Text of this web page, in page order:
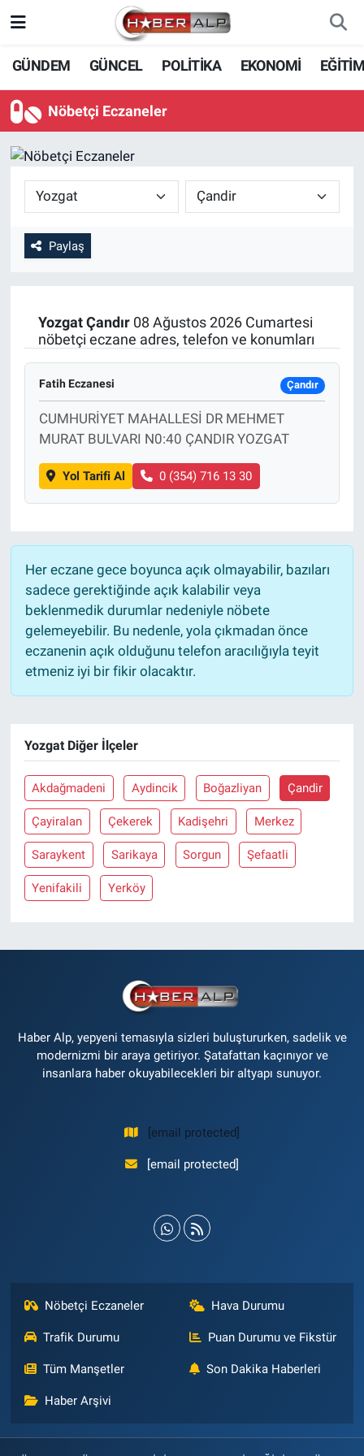
GÜNDEM GÜNCEL POLİTİKA EKONOMİ
Nöbetçi Eczaneler
Paylaş
Yozgat Çandır08 Ağustos 2026 Cumartesi
nöbetçi eczane adres, telefon ve konumları
Fatih Eczanesi Çandır
CUMHURİYET MAHALLESİ DR MEHMET
MURAT BULVARI N0:40 ÇANDIR YOZGAT
Yol Tarifi Al 0 (354) 716 13 30
Her eczane gece boyunca açık olmayabilir, bazıları
sadece gerektiğinde açık kalabilir veya
beklenmedik durumlar nedeniyle nöbete
gelemeyebilir. Bu nedenle, yola çıkmadan önce
eczanenin açık olduğunu telefon aracılığıyla teyit
etmeniz iyi bir fikir olacaktır.
Yozgat Diğer İlçeler
Akdağmadeni Aydincik Boğazliyan Çandir
Çayiralan Çekerek Kadişehri Merkez
Saraykent Sarikaya Sorgun Şefaatli
Yenifakili Yerköy
Haber Alp, yepyeni temasıyla sizleri buluştururken, sadelik ve
modernizmi bir araya getiriyor. Şatafattan kaçınıyor ve
insanlara haber okuyabilecekleri bir altyapı sunuyor.
[email protected]
[email protected]
Nöbetçi Eczaneler Hava Durumu
Trafik Durumu Puan Durumu ve Fikstür
Tüm Manşetler Son Dakika Haberleri
Haber Arşivi
Nöbetçi Eczaneler
Hava Durumu
Süper Lig Puan Durumu ve Fikstür